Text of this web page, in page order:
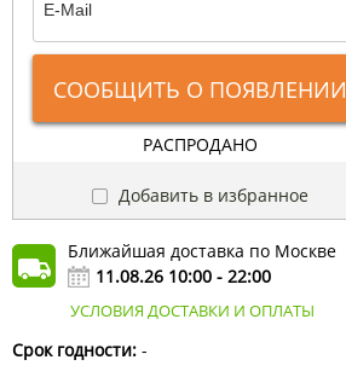
СООБЩИТЬ О ПОЯВЛЕНИИ
РАСПРОДАНО
Добавить в избранное
Ближайшая доставка по Москве
11.08.26 10:00 - 22:00
УСЛОВИЯ ДОСТАВКИ И ОПЛАТЫ
Срок годности: -